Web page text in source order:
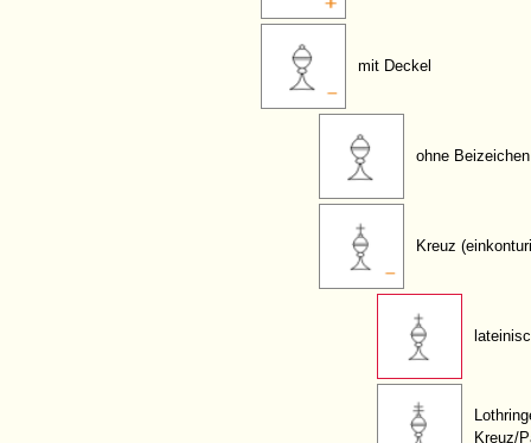
mit Deckel
ohne Beizeichen
Kreuz
Kreuz/